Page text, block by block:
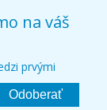
na váš
prvými
Odoberať